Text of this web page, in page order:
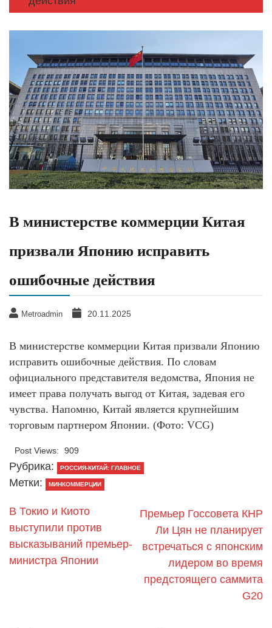
В министерстве коммерции Китая
призвали Японию исправить
ошибочные действия
Metroadmin 20.11.2025
В министерстве коммерции Китая призвали Японию
исправить ошибочные действия. По словам
официального представителя ведомства, Япония не
имеет права получать выгод от Китая, задевая его
чувства. Напомню, Китай является крупнейшим
торговым партнером Японии. (Фото: VCG)
Post Views: 909
Рубрика: РОССИЯ-КИТАЙ: ГЛАВНОЕ
Метки: МИНКОММЕРЦИИ
В Токио и Киото
выступили против
высказываний премьер-
министра Японии
Премьер Госсовета КНР
Ли Цян не планирует
встречаться с японским
лидером во время
предстоящего саммита
G20